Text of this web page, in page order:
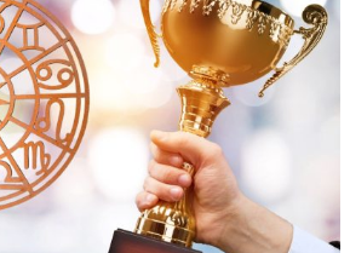
Klaidų taisymo politika
Naudojimo sąlygos
Privatumo politika
Reklamos politika
Slapukų politika